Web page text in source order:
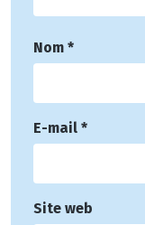
Nom *
E-mail *
Site web